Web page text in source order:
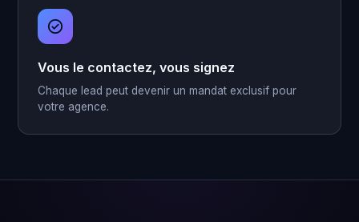
Vous le contactez, vous signez
Chaque lead peut devenir un mandat exclusif pour
votre agence.